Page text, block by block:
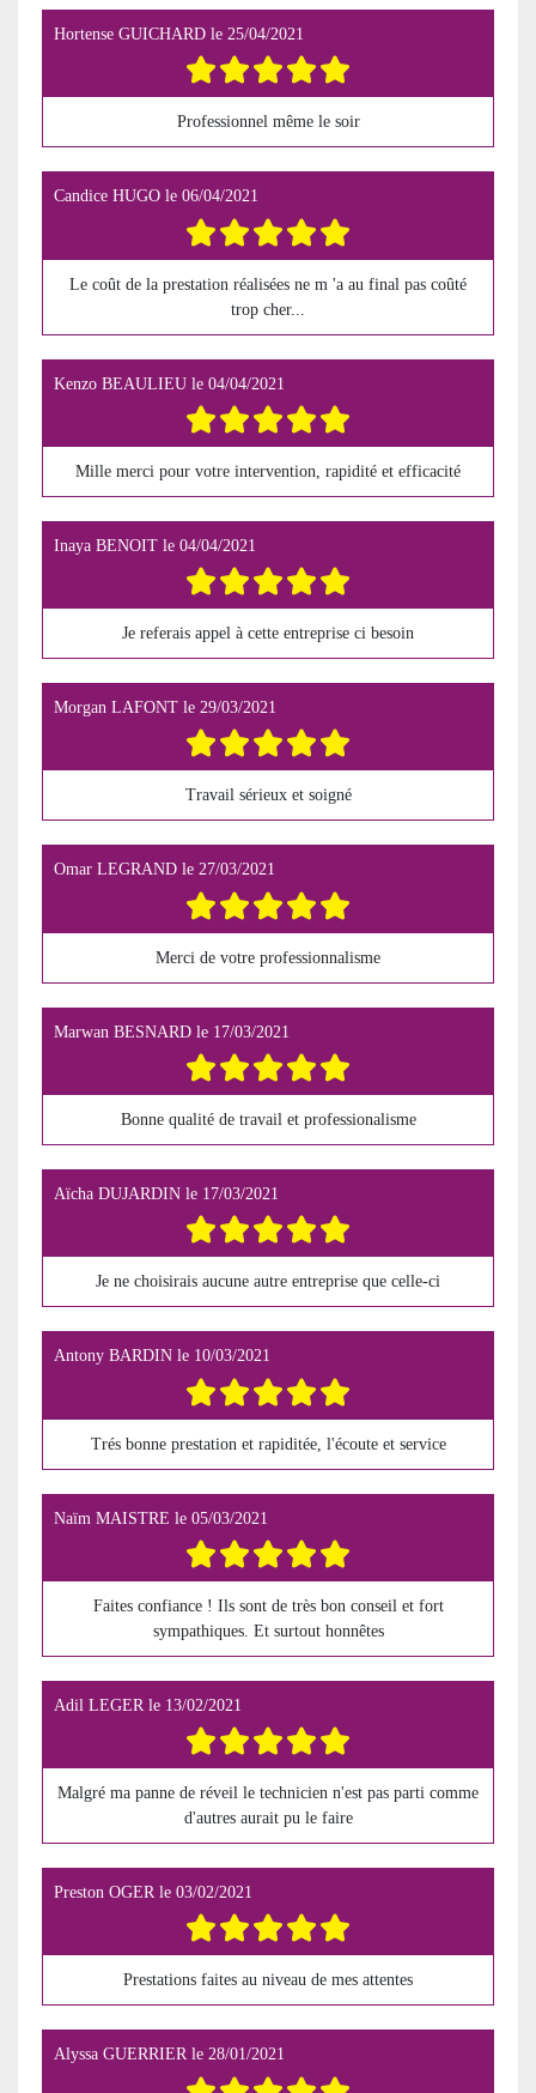
Hortense GUICHARD le 25/04/2021
Professionnel même le soir
Candice HUGO le 06/04/2021
Le coût de la prestation réalisées ne m 'a au final pas coûté
trop cher...
Kenzo BEAULIEU le 04/04/2021
Mille merci pour votre intervention, rapidité et efficacité
Inaya BENOIT le 04/04/2021
Je referais appel à cette entreprise ci besoin
Morgan LAFONT le 29/03/2021
Travail sérieux et soigné
Omar LEGRAND le 27/03/2021
Merci de votre professionnalisme
Marwan BESNARD le 17/03/2021
Bonne qualité de travail et professionalisme
Aïcha DUJARDIN le 17/03/2021
Je ne choisirais aucune autre entreprise que celle-ci
Antony BARDIN le 10/03/2021
Trés bonne prestation et rapiditée, l'écoute et service
Naïm MAISTRE le 05/03/2021
Faites confiance ! Ils sont de très bon conseil et fort
sympathiques. Et surtout honnêtes
Adil LEGER le 13/02/2021
Malgré ma panne de réveil le technicien n'est pas parti comme
d'autres aurait pu le faire
Preston OGERle 03/02/2021
Prestations faites au niveau de mes attentes
Alyssa GUERRIERle 28/01/2021